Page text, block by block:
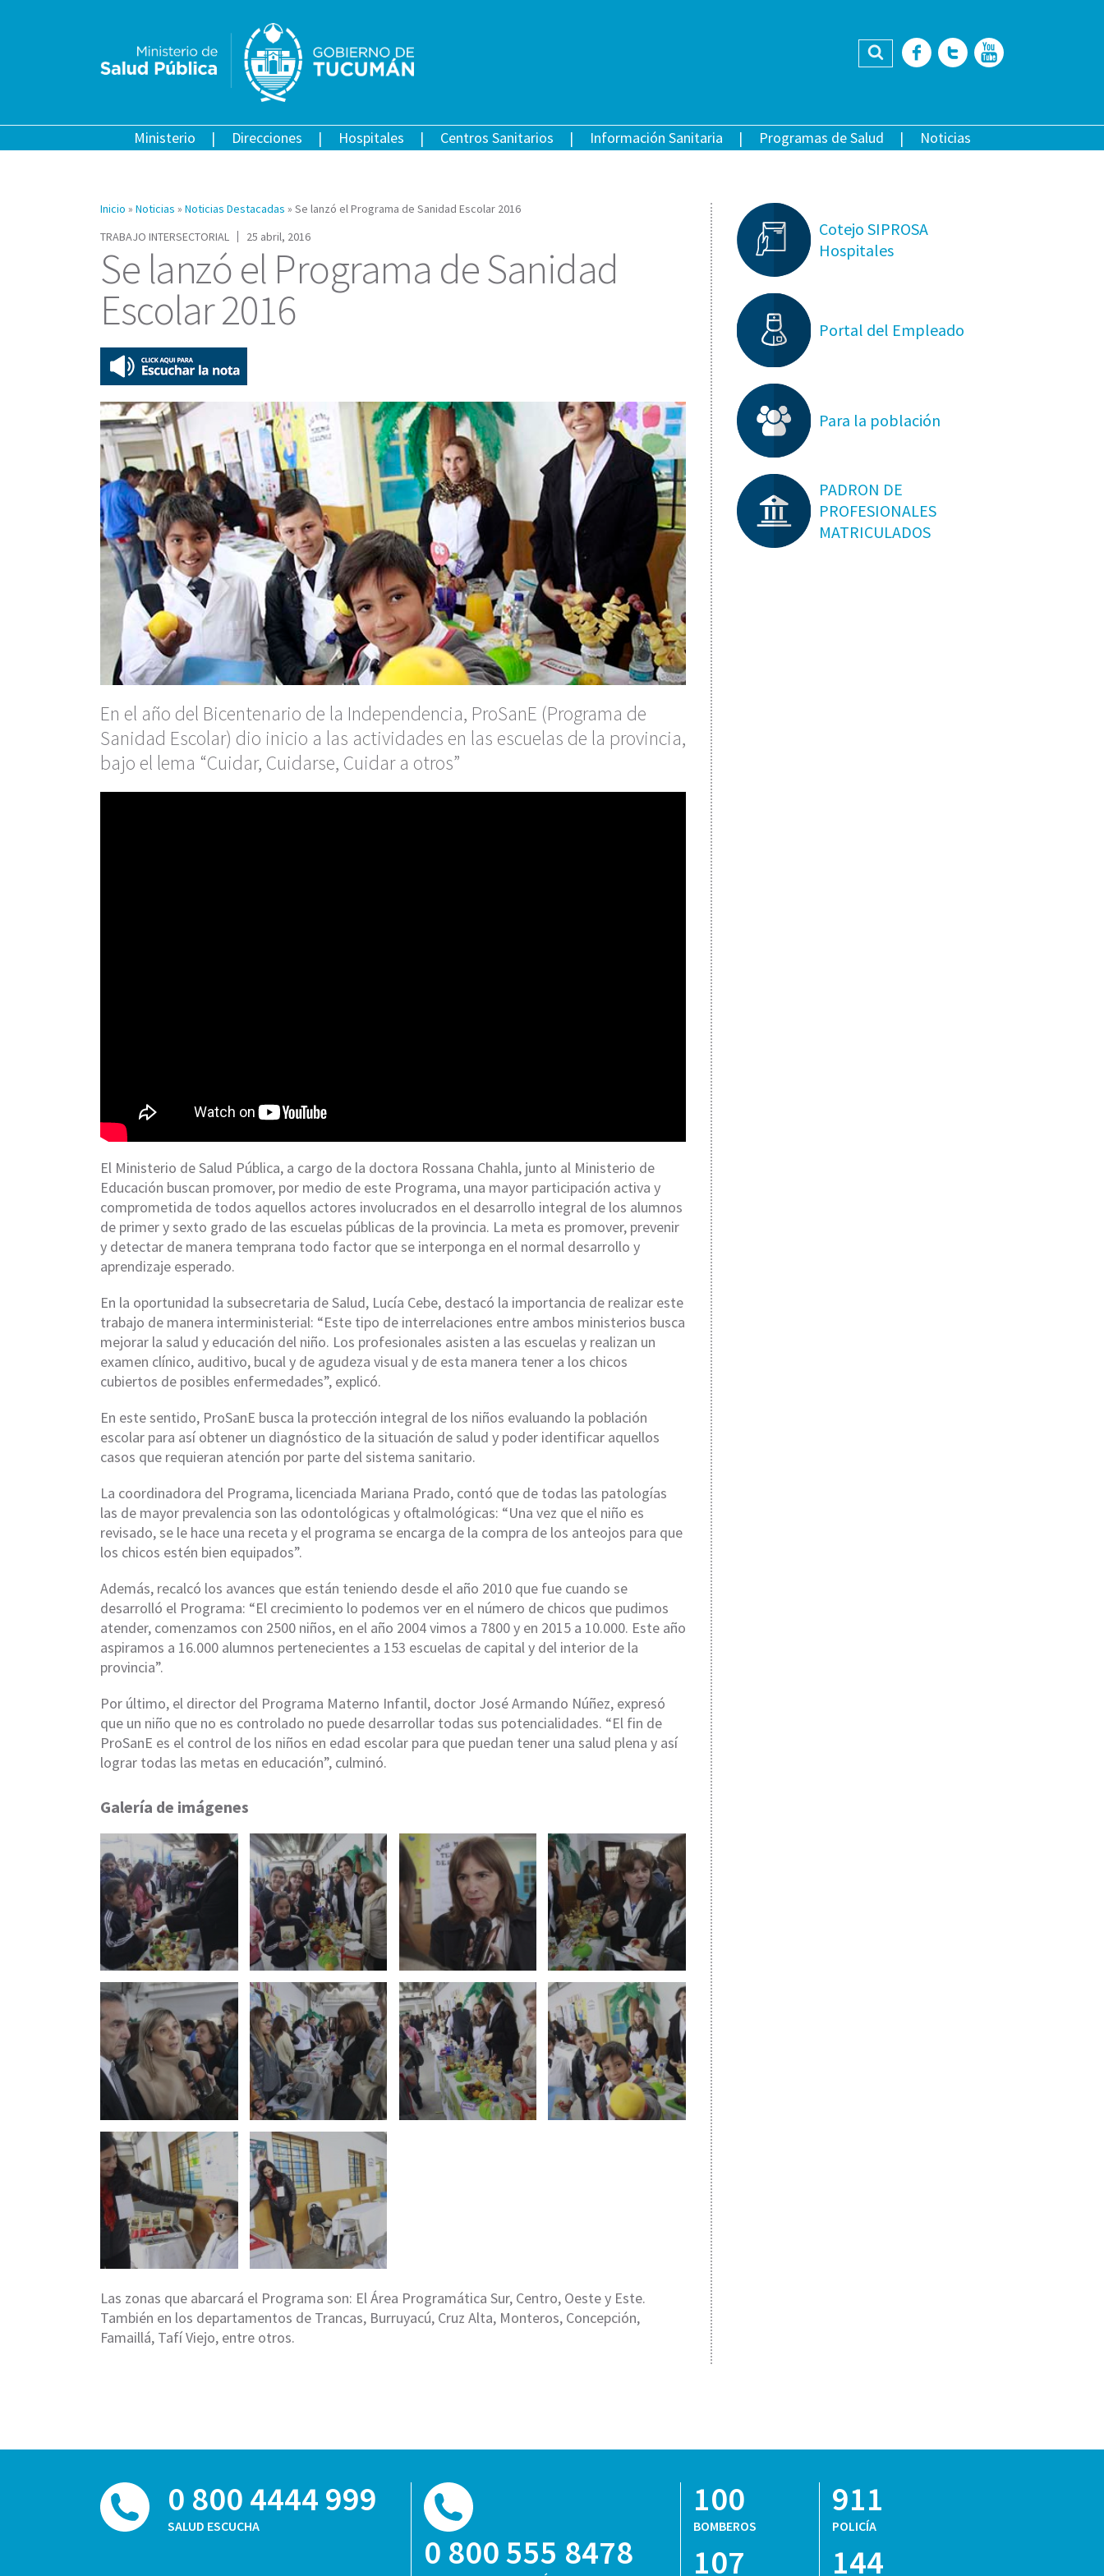
Buscar Facebook
Twitter
Ministerio Direcciones Hospitales Centros Sanitarios Información Sanitaria Programas de Salud Noticias
Inicio » Noticias » Noticias Destacadas » Se lanzó el Programa de Sanidad Escolar 2016
TRABAJO INTERSECTORIAL
25 abril, 2016
Se lanzó el Programa de Sanidad
Escolar 2016
En el año del Bicentenario de la Independencia, ProSanE (Programa de
Sanidad Escolar) dio inicio a las actividades en las escuelas de la provincia,
bajo el lema “Cuidar, Cuidarse, Cuidar a otros”
El Ministerio de Salud Pública, a cargo de la doctora Rossana Chahla, junto al Ministerio de
Educación buscan promover, por medio de este Programa, una mayor participación activa y
comprometida de todos aquellos actores involucrados en el desarrollo integral de los alumnos
de primer y sexto grado de las escuelas públicas de la provincia. La meta es promover, prevenir
y detectar de manera temprana todo factor que se interponga en el normal desarrollo y
aprendizaje esperado.
En la oportunidad la subsecretaria de Salud, Lucía Cebe, destacó la importancia de realizar este
trabajo de manera interministerial: “Este tipo de interrelaciones entre ambos ministerios busca
mejorar la salud y educación del niño. Los profesionales asisten a las escuelas y realizan un
examen clínico, auditivo, bucal y de agudeza visual y de esta manera tener a los chicos
cubiertos de posibles enfermedades”, explicó.
En este sentido, ProSanE busca la protección integral de los niños evaluando la población
escolar para así obtener un diagnóstico de la situación de salud y poder identificar aquellos
casos que requieran atención por parte del sistema sanitario.
La coordinadora del Programa, licenciada Mariana Prado, contó que de todas las patologías
las de mayor prevalencia son las odontológicas y oftalmológicas: “Una vez que el niño es
revisado, se le hace una receta y el programa se encarga de la compra de los anteojos para que
los chicos estén bien equipados”.
Además, recalcó los avances que están teniendo desde el año 2010 que fue cuando se
desarrolló el Programa: “El crecimiento lo podemos ver en el número de chicos que pudimos
atender, comenzamos con 2500 niños, en el año 2004 vimos a 7800 y en 2015 a 10.000. Este año
aspiramos a 16.000 alumnos pertenecientes a 153 escuelas de capital y del interior de la
provincia”.
Por último, el director del Programa Materno Infantil, doctor José Armando Núñez, expresó
que un niño que no es controlado no puede desarrollar todas sus potencialidades. “El fin de
ProSanE es el control de los niños en edad escolar para que puedan tener una salud plena y así
lograr todas las metas en educación”, culminó.
Galería de imágenes
Las zonas que abarcará el Programa son: El Área Programática Sur, Centro, Oeste y Este.
También en los departamentos de Trancas, Burruyacú, Cruz Alta, Monteros, Concepción,
Famaillá, Tafí Viejo, entre otros.
Cotejo SIPROSA
Hospitales
Portal del Empleado
Para la población
PADRON DE
PROFESIONALES
MATRICULADOS
0 800 4444 999
SALUD ESCUCHA
0 800 555 8478
100
BOMBEROS
107
911
POLICÍA
144